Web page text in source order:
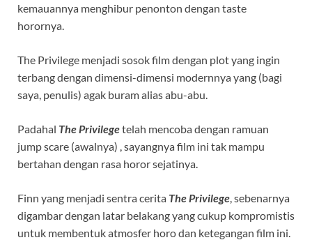
kemauannya menghibur penonton dengan taste
horornya.
The Privilege menjadi sosok film dengan plot yang ingin
terbang dengan dimensi-dimensi modernnya yang (bagi
saya, penulis) agak buram alias abu-abu.
Padahal The Privilegetelah mencoba dengan ramuan
jump scare (awalnya) , sayangnya film ini tak mampu
bertahan dengan rasa horor sejatinya.
Finn yang menjadi sentra cerita The Privilege , sebenarnya
digambar dengan latar belakang yang cukup kompromistis
untuk membentuk atmosfer horo dan ketegangan film ini.